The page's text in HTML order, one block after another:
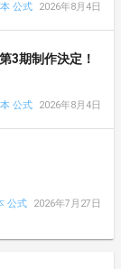
公式
2026年8月4日
3期制作決定！
公式
2026年8月4日
公式
2026年7月27日